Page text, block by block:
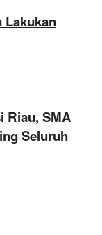
Lakukan
Riau, SMA
Seluruh